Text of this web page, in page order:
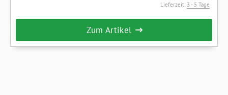
Lieferzeit: 3 - 5 Tage
Zum Artikel